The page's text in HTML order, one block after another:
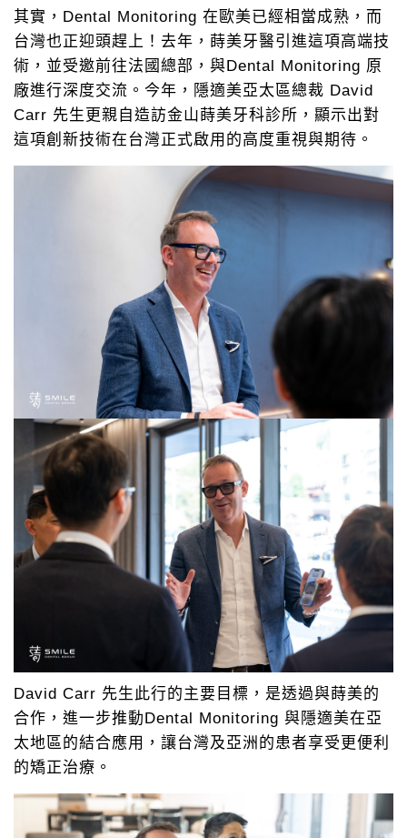
其實，Dental Monitoring 在歐美已經相當成熟，而
台灣也正迎頭趕上！去年，蒔美牙醫引進這項高端技
術，並受邀前往法國總部，與Dental Monitoring 原
廠進行深度交流。今年，隱適美亞太區總裁 David
Carr 先生更親自造訪金山蒔美牙科診所，顯示出對
這項創新技術在台灣正式啟用的高度重視與期待。
David Carr 先生此行的主要目標，是透過與蒔美的
合作，進一步推動Dental Monitoring 與隱適美在亞
太地區的結合應用，讓台灣及亞洲的患者享受更便利
的矯正治療。